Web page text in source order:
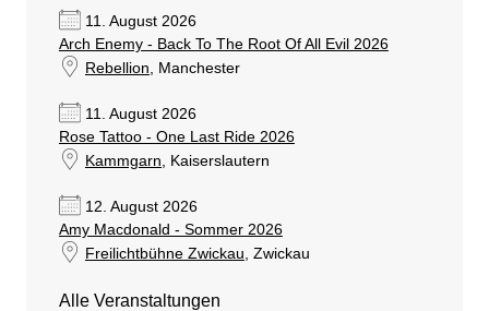
11. August 2026
Arch Enemy - Back To The Root Of All Evil 2026
Rebellion , Manchester
11. August 2026
Rose Tattoo - One Last Ride 2026
Kammgarn , Kaiserslautern
12. August 2026
Amy Macdonald - Sommer 2026
Freilichtbühne Zwickau , Zwickau
Alle Veranstaltungen